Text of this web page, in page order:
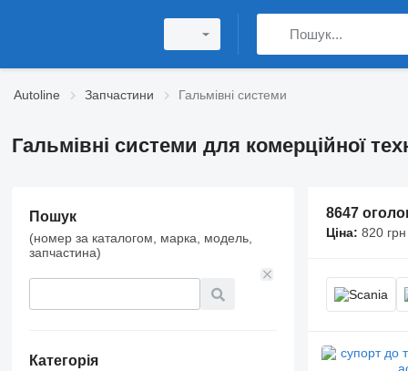
Autoline Запчастини Гальмівні системи
Гальмівні системи для комерційної
Пошук
(номер за каталогом, марка, модель,
запчастина)
Категорія
8647
Ціна: 820